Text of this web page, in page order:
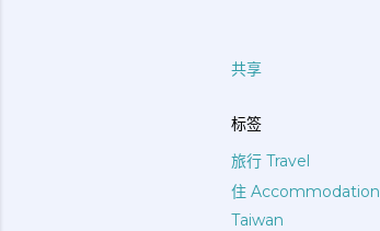
共享
标签
旅行 Travel
住 Accommodation
Taiwan